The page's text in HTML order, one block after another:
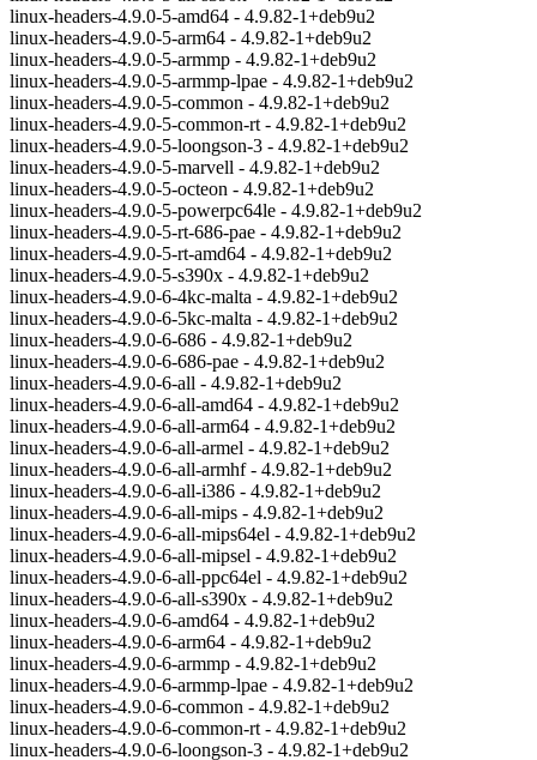
linux-headers-4.9.0-5-amd64 - 4.9.82-1+deb9u2
linux-headers-4.9.0-5-arm64 - 4.9.82-1+deb9u2
linux-headers-4.9.0-5-armmp - 4.9.82-1+deb9u2
linux-headers-4.9.0-5-armmp-lpae - 4.9.82-1+deb9u2
linux-headers-4.9.0-5-common - 4.9.82-1+deb9u2
linux-headers-4.9.0-5-common-rt - 4.9.82-1+deb9u2
linux-headers-4.9.0-5-loongson-3 - 4.9.82-1+deb9u2
linux-headers-4.9.0-5-marvell - 4.9.82-1+deb9u2
linux-headers-4.9.0-5-octeon - 4.9.82-1+deb9u2
linux-headers-4.9.0-5-powerpc64le - 4.9.82-1+deb9u2
linux-headers-4.9.0-5-rt-686-pae - 4.9.82-1+deb9u2
linux-headers-4.9.0-5-rt-amd64 - 4.9.82-1+deb9u2
linux-headers-4.9.0-5-s390x - 4.9.82-1+deb9u2
linux-headers-4.9.0-6-4kc-malta - 4.9.82-1+deb9u2
linux-headers-4.9.0-6-5kc-malta - 4.9.82-1+deb9u2
linux-headers-4.9.0-6-686 - 4.9.82-1+deb9u2
linux-headers-4.9.0-6-686-pae - 4.9.82-1+deb9u2
linux-headers-4.9.0-6-all - 4.9.82-1+deb9u2
linux-headers-4.9.0-6-all-amd64 - 4.9.82-1+deb9u2
linux-headers-4.9.0-6-all-arm64 - 4.9.82-1+deb9u2
linux-headers-4.9.0-6-all-armel - 4.9.82-1+deb9u2
linux-headers-4.9.0-6-all-armhf - 4.9.82-1+deb9u2
linux-headers-4.9.0-6-all-i386 - 4.9.82-1+deb9u2
linux-headers-4.9.0-6-all-mips - 4.9.82-1+deb9u2
linux-headers-4.9.0-6-all-mips64el - 4.9.82-1+deb9u2
linux-headers-4.9.0-6-all-mipsel - 4.9.82-1+deb9u2
linux-headers-4.9.0-6-all-ppc64el - 4.9.82-1+deb9u2
linux-headers-4.9.0-6-all-s390x - 4.9.82-1+deb9u2
linux-headers-4.9.0-6-amd64 - 4.9.82-1+deb9u2
linux-headers-4.9.0-6-arm64 - 4.9.82-1+deb9u2
linux-headers-4.9.0-6-armmp - 4.9.82-1+deb9u2
linux-headers-4.9.0-6-armmp-lpae - 4.9.82-1+deb9u2
linux-headers-4.9.0-6-common - 4.9.82-1+deb9u2
linux-headers-4.9.0-6-common-rt - 4.9.82-1+deb9u2
linux-headers-4.9.0-6-loongson-3 - 4.9.82-1+deb9u2